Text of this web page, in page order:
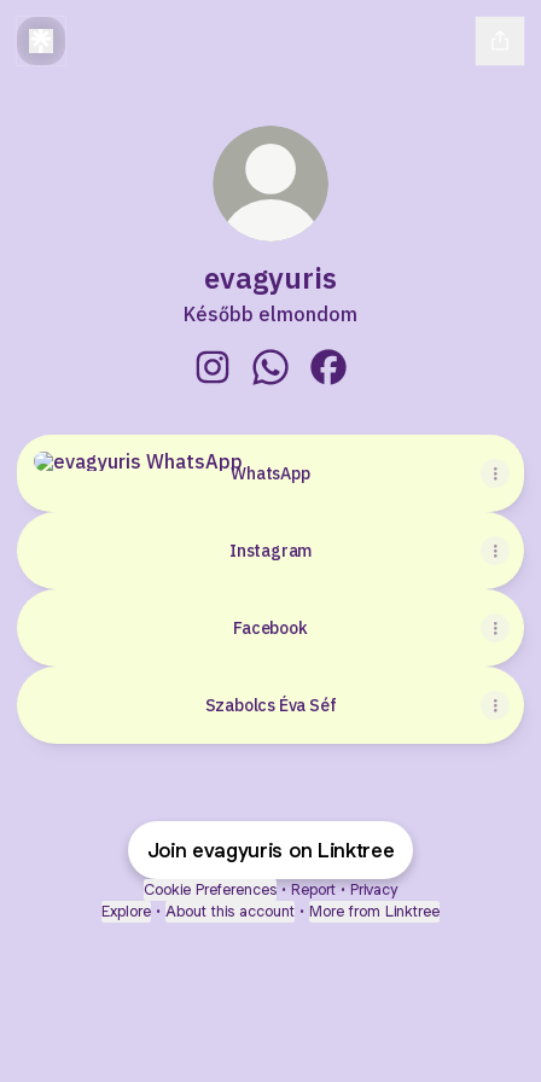
evagyuris
Később elmondom
WhatsApp
WhatsApp
Instagram
Facebook
Szabolcs Éva Séf
Join evagyuris on Linktree
Cookie Preferences • Report • Privacy
Explore • About this account • More from Linktree